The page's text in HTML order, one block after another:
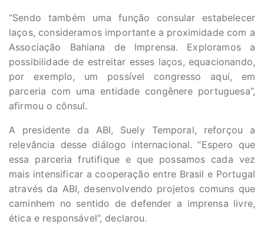
“Sendo também uma função consular estabelecer
laços, consideramos importante a proximidade com a
Associação Bahiana de Imprensa. Exploramos a
possibilidade de estreitar esses laços, equacionando,
por exemplo, um possível congresso aqui, em
parceria com uma entidade congênere portuguesa”,
afirmou o cônsul.
A presidente da ABI, Suely Temporal, reforçou a
relevância desse diálogo internacional. “Espero que
essa parceria frutifique e que possamos cada vez
mais intensificar a cooperação entre Brasil e Portugal
através da ABI, desenvolvendo projetos comuns que
caminhem no sentido de defender a imprensa livre,
ética e responsável”, declarou.